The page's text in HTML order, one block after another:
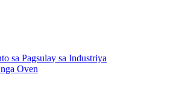
sa Pagsulay sa Industriya
Oven